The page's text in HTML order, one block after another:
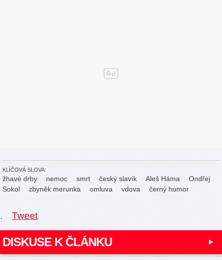
KLÍČOVÁ SLOVA:
žhavé drby nemoc smrt český slavík Aleš Háma
Ondřej
Sokol
zbyněk merunka omluva vdova černý humor
. Tweet
DISKUSE K ČLÁNKU